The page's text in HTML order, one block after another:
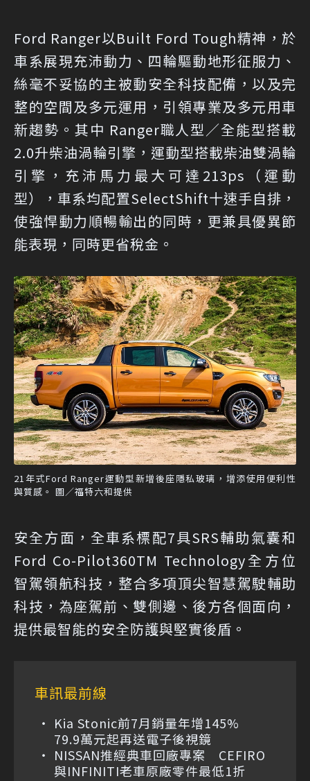
Ford Ranger以Built Ford Tough精神，於
車系展現充沛動力、四輪驅動地形征服力、
絲毫不妥協的主被動安全科技配備，以及完
整的空間及多元運用，引領專業及多元用車
新趨勢。其中 Ranger職人型／全能型搭載
2.0升柴油渦輪引擎，運動型搭載柴油雙渦輪
引擎，充沛馬力最大可達213ps（運動
型），車系均配置SelectShift十速手自排，
使強悍動力順暢輸出的同時，更兼具優異節
能表現，同時更省稅金。
21年式Ford Ranger運動型新增後座隱私玻璃，增添使用便利性
與質感。 圖／福特六和提供
安全方面，全車系標配7具SRS輔助氣囊和
Ford Co-Pilot360TM Technology全方位
智駕領航科技，整合多項頂尖智慧駕駛輔助
科技，為座駕前、雙側邊、後方各個面向，
提供最智能的安全防護與堅實後盾。
車訊最前線
Kia Stonic前7月銷量年增145%
79.9萬元起再送電子後視鏡
NISSAN推經典車回廠專案 CEFIRO
與INFINITI老車原廠零件最低1折